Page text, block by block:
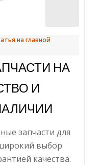
на главной
НА
И
запчасти для
выбор
качества.